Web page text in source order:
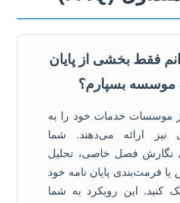
فقط بخشی از پایان
موسسه بسپارم؟
موسسات خدمات خود را به
ارائه می‌دهند. شما
نگارش فصل خاصی، تحلیل
یا فرمت‌بندی پایان نامه خود
کنید. این رویکرد به شما